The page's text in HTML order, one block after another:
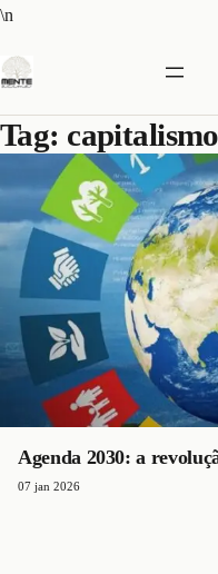
\n
o
Tag: capitalismo
Agenda 2030: a
07 jan 2026